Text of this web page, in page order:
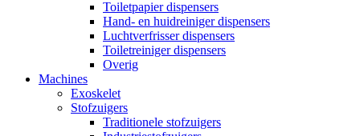
Toiletpapier dispensers
Hand- en huidreiniger dispensers
Luchtverfrisser dispensers
Toiletreiniger dispensers
Overig
Machines
Exoskelet
Stofzuigers
Traditionele stofzuigers